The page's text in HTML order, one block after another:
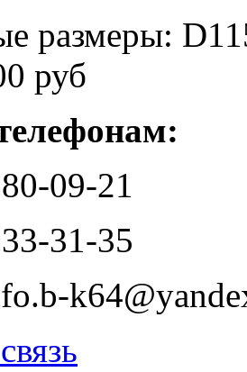
размеры:
руб
09-21
31-35